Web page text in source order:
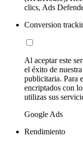
clics, Ads
Conversion
Al aceptar este
el éxito de
publicitaria. Para
encriptados con
utilizas sus
Google Ads
Rendimiento